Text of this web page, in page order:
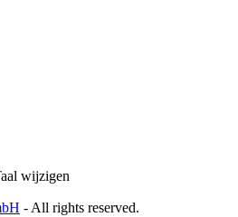
wijzigen
- All rights reserved.